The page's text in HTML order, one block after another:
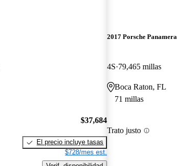
$37,684
El precio incluye tasas
$728/mes est.
2017 Porsche Panamera
4S 79,465 millas
Boca Raton, FL
71 millas
Trato justo